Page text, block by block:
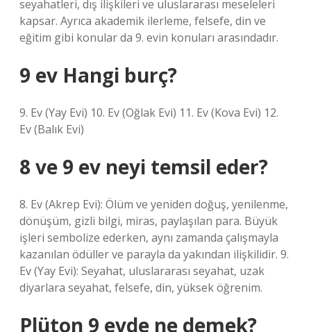
seyahatleri, dış ilişkileri ve uluslararası meseleleri
kapsar. Ayrıca akademik ilerleme, felsefe, din ve
eğitim gibi konular da 9. evin konuları arasındadır.
9 ev Hangi burç?
9. Ev (Yay Evi) 10. Ev (Oğlak Evi) 11. Ev (Kova Evi) 12.
Ev (Balık Evi)
8 ve 9 ev neyi temsil eder?
8. Ev (Akrep Evi): Ölüm ve yeniden doğuş, yenilenme,
dönüşüm, gizli bilgi, miras, paylaşılan para. Büyük
işleri sembolize ederken, aynı zamanda çalışmayla
kazanılan ödüller ve parayla da yakından ilişkilidir. 9.
Ev (Yay Evi): Seyahat, uluslararası seyahat, uzak
diyarlara seyahat, felsefe, din, yüksek öğrenim.
Plüton 9 evde ne demek?